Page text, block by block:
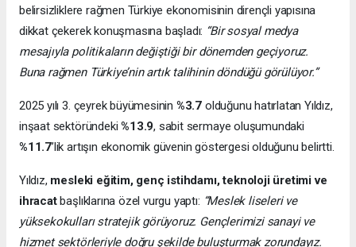
belirsizliklere rağmen Türkiye ekonomisinin dirençli yapısına
dikkat çekerek konuşmasına başladı: “Bir sosyal medya
mesajıyla politikaların değiştiği bir dönemden geçiyoruz.
Buna rağmen Türkiye’nin artık talihinin döndüğü görülüyor.”
2025 yılı 3. çeyrek büyümesinin %3.7 olduğunu hatırlatan Yıldız,
inşaat sektöründeki%13.9, sabit sermaye oluşumundaki
%11.7’lik artışın ekonomik güvenin göstergesi olduğunu belirtti.
Yıldız, mesleki eğitim, genç istihdamı, teknoloji üretimi ve
ihracatbaşlıklarına özel vurgu yaptı: “Meslek liseleri ve
yüksekokulları stratejik görüyoruz. Gençlerimizi sanayi ve
hizmet sektörleriyle doğru şekilde buluşturmak zorundayız.